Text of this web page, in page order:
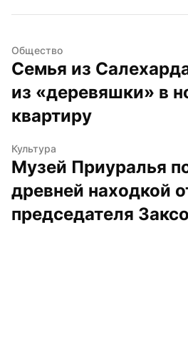
Общество
Семья из
из «деревяшки» в
квартиру
Культура
Музей Приуралья
древней находкой
председателя